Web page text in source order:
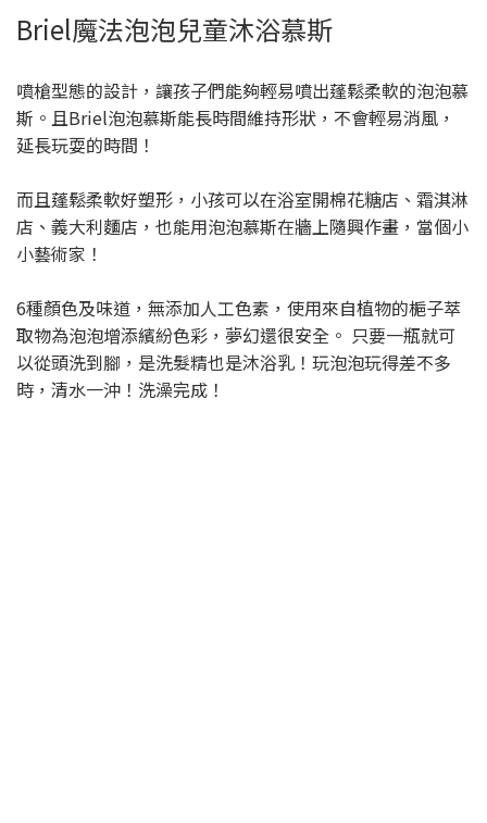
Briel魔法泡泡兒童沐浴慕斯
噴槍型態的設計，讓孩子們能夠輕易噴出蓬鬆柔軟的泡泡慕
斯。且Briel泡泡慕斯能長時間維持形狀，不會輕易消風，
延長玩耍的時間！
而且蓬鬆柔軟好塑形，小孩可以在浴室開棉花糖店、霜淇淋
店、義大利麵店，也能用泡泡慕斯在牆上隨興作畫，當個小
小藝術家！
6種顏色及味道，無添加人工色素，使用來自植物的梔子萃
取物為泡泡增添繽紛色彩，夢幻還很安全。 只要一瓶就可
以從頭洗到腳，是洗髮精也是沐浴乳！玩泡泡玩得差不多
時，清水一沖！洗澡完成！